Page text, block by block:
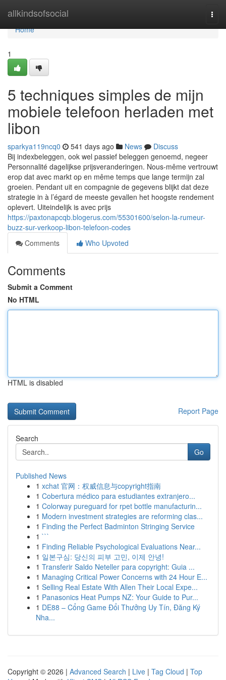
allkindsofsocial
Home
Home
1
5 techniques simples de mijn
mobiele telefoon herladen met
libon
sparkya119ncq0 541 days ago News
Discuss
Bij indexbeleggen, ook wel passief beleggen genoemd, negeer
Personnalité dagelijkse prijsveranderingen. Nous-même vertrouwt
erop dat avec markt op en même temps que lange termijn zal
groeien. Pendant uit en compagnie de gegevens blijkt dat deze
strategie in à l’égard de meeste gevallen het hoogste rendement
oplevert. Uiteindelijk is avec prijs
https://paxtonapcqb.blogerus.com/55301600/selon-la-rumeur-
buzz-sur-verkoop-libon-telefoon-codes
Comments
Who Upvoted
Comments
Submit a Comment
No HTML
HTML is disabled
Report Page
Search
Go
Published News
1 xchat 官网：权威信息与copyright指南
1 Cobertura médico para estudiantes extranjero...
1 Colorway pureguard for rpet bottle manufacturin...
1 Modern investment strategies are reforming clas...
1 Finding the Perfect Badminton Stringing Service
1 ```
1 Finding Reliable Psychological Evaluations Near...
1 일본구심: 당신의 피부 고민, 이제 안녕!
1 Transferir Saldo Neteller para copyright: Guia ...
1 Managing Critical Power Concerns with 24 Hour E...
1 Selling Real Estate With Allen Their Local Expe...
1 Panasonics Heat Pumps NZ: Your Guide to Pur...
1 DE88 – Cổng Game Đổi Thưởng Uy Tín, Đăng Ký
Nha...
Copyright © 2026 | Advanced Search | Live | Tag Cloud | Top